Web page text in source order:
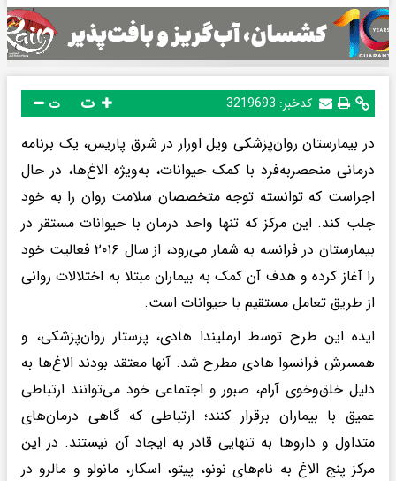
کدخبر: 3219693 ت
در بیمارستان روان‌پزشکی ویل اورار در شرق پاریس، یک برنامه
درمانی منحصربه‌فرد با کمک حیوانات، به‌ویژه الاغ‌ها، در حال
اجراست که توانسته توجه متخصصان سلامت روان را به خود
جلب کند. این مرکز که تنها واحد درمان با حیوانات مستقر در
بیمارستان در فرانسه به شمار می‌رود، از سال ۲۰۱۶ فعالیت خود
را آغاز کرده و هدف آن کمک به بیماران مبتلا به اختلالات روانی
از طریق تعامل مستقیم با حیوانات است.
ایده این طرح توسط ارملیندا هادی، پرستار روان‌پزشکی، و
همسرش فرانسوا هادی مطرح شد. آنها معتقد بودند الاغ‌ها به
دلیل خلق‌وخوی آرام، صبور و اجتماعی خود می‌توانند ارتباطی
عمیق با بیماران برقرار کنند؛ ارتباطی که گاهی درمان‌های
متداول و داروها به تنهایی قادر به ایجاد آن نیستند. در این
مرکز پنج الاغ به نام‌های نونو، پیتو، اسکار، مانولو و مالرو در